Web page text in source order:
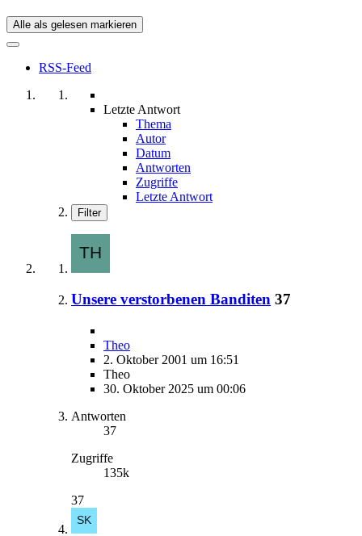
Alle als gelesen markieren
RSS-Feed
Letzte Antwort
Thema
Autor
Datum
Antworten
Zugriffe
Letzte Antwort
Filter
Unsere verstorbenen Banditen 37
Theo
2. Oktober 2001 um 16:51
Theo
30. Oktober 2025 um 00:06
Antworten
37
Zugriffe
135k
37